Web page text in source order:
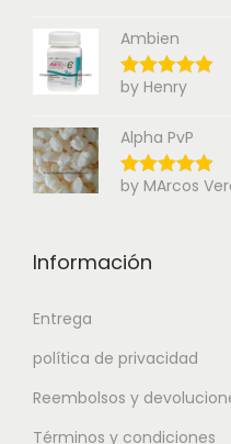
Ambien
by Henry
Alpha PvP
by MArcos
Información
Entrega
política de privacidad
Reembolsos y
Términos y condiciones